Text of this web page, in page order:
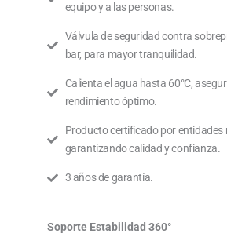
equipo y a las personas.
Válvula de seguridad contra
bar, para mayor tranquilidad.
Calienta el agua hasta 60°C,
rendimiento óptimo.
Producto certificado por entidades
garantizando calidad y confianza.
3 años de garantía.
Soporte Estabilidad 360°